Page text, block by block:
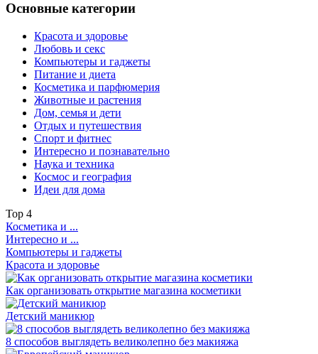
Основные категории
Красота и здоровье
Любовь и секс
Компьютеры и гаджеты
Питание и диета
Косметика и парфюмерия
Животные и растения
Дом, семья и дети
Отдых и путешествия
Спорт и фитнес
Интересно и познавательно
Наука и техника
Космос и география
Идеи для дома
Top 4
Косметика и ...
Интересно и ...
Компьютеры и гаджеты
Красота и здоровье
Как организовать открытие магазина косметики
Детский маникюр
8 способов выглядеть великолепно без макияжа